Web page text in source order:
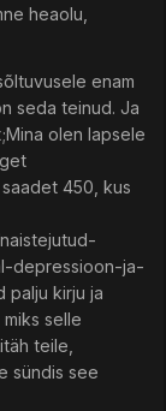
heaolu,
enam
seda teinud. Ja
olen lapsele
450, kus
depressioon-ja-
palju kirju ja
selle
teile,
sündis see